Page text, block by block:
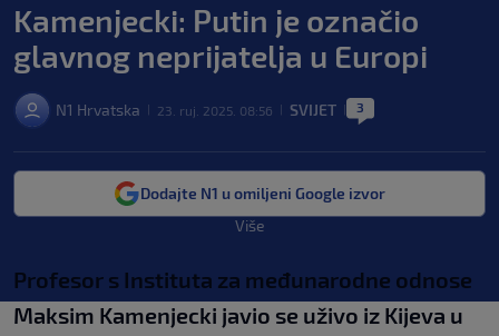
Kamenjecki: Putin je označio
glavnog neprijatelja u Europi
N1 Hrvatska 23. ruj. 2025. 08:56 SVIJET 3
Dodajte N1 u omiljeni Google izvor
Više
Profesor s Instituta za međunarodne odnose
Maksim Kamenjecki javio se uživo iz Kijeva u